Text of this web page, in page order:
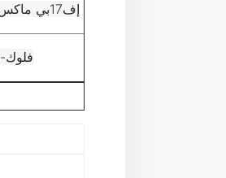
إف17بي ماكس-01
فلوك-106